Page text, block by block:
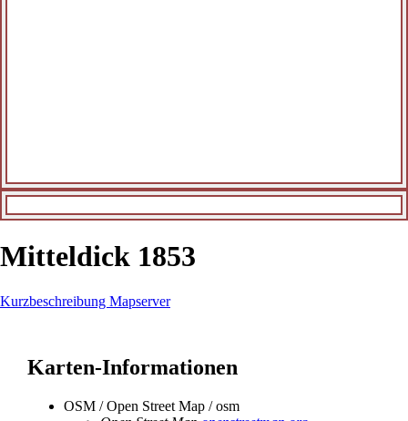
Mitteldick 1853
Kurzbeschreibung Mapserver
Karten-Informationen
OSM / Open Street Map / osm